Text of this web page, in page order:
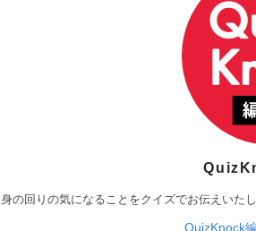
身の回りの気になることをクイズでお伝えいたし
QuizKnock